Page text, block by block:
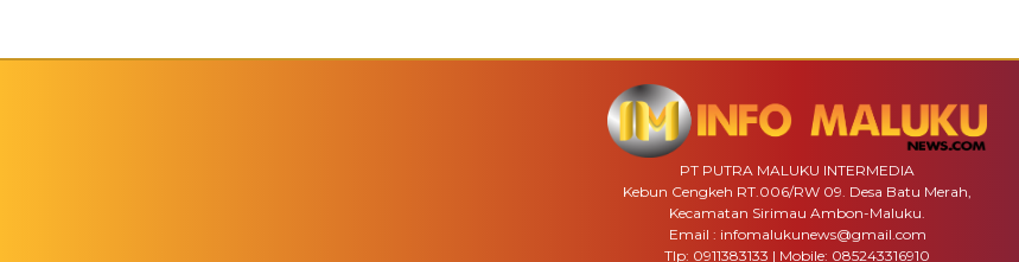
PT PUTRA MALUKU INTERMEDIA
Kebun Cengkeh RT.006/RW 09. Desa Batu Merah,
Kecamatan Sirimau Ambon-Maluku.
Email : infomalukunews@gmail.com
Tlp: 0911383133 | Mobile: 085243316910